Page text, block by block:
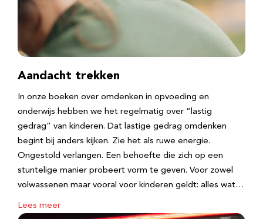
Aandacht trekken
In onze boeken over omdenken in opvoeding en
onderwijs hebben we het regelmatig over “lastig
gedrag” van kinderen. Dat lastige gedrag omdenken
begint bij anders kijken. Zie het als ruwe energie.
Ongestold verlangen. Een behoefte die zich op een
stuntelige manier probeert vorm te geven. Voor zowel
volwassenen maar vooral voor kinderen geldt: alles wat…
Lees meer